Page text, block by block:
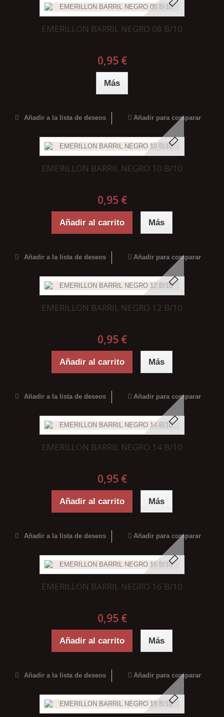
EMERILLON BARRIL NEGRO 08 B/10
0,95 €
Más
Añadir a la lista de deseos Añadir para comparar
EMERILLON BARRIL NEGRO 10 B/10
0,95 €
Añadir al carrito Más
Añadir a la lista de deseos Añadir para comparar
EMERILLON BARRIL NEGRO 12 B/10
0,95 €
Añadir al carrito Más
Añadir a la lista de deseos Añadir para comparar
EMERILLON BARRIL NEGRO 14 B/10
0,95 €
Añadir al carrito Más
Añadir a la lista de deseos Añadir para comparar
EMERILLON BARRIL NEGRO 16 B/10
0,95 €
Añadir al carrito Más
Añadir a la lista de deseos Añadir para comparar